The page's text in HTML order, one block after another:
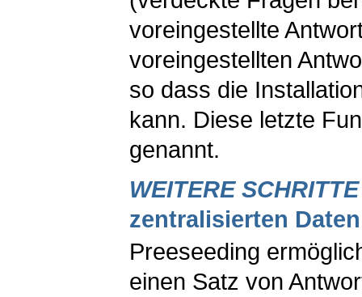
voreingestellte
voreingestellten
so dass die
kann. Diese letzte
genannt.
WEITERE SCHRITTE
zentralisierten
Preeseeding
einen Satz von